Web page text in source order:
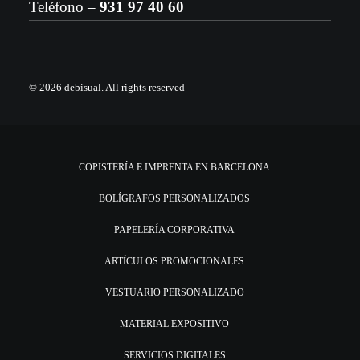
Teléfono – 931 97 40 60
© 2026 debisual.All rights reserved
COPISTERÍA E IMPRENTA EN BARCELONA
BOLÍGRAFOS PERSONALIZADOS
PAPELERÍA CORPORATIVA
ARTÍCULOS PROMOCIONALES
VESTUARIO PERSONALIZADO
MATERIAL EXPOSITIVO
SERVICIOS DIGITALES